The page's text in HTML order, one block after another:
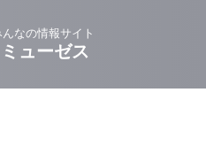
なの情報サイト
ューゼス